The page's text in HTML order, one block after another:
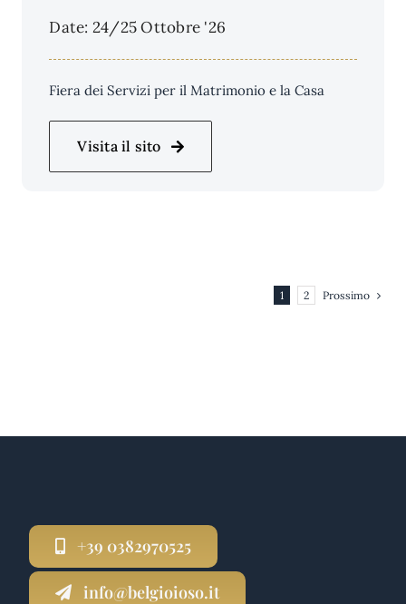
Date: 24/25 Ottobre '26
Fiera dei Servizi per il Matrimonio e la Casa
Visita il sito
1 2 Prossimo
+39 0382970525
info@belgioioso.it